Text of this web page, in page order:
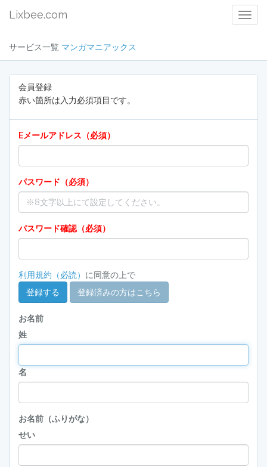
Lixbee.com
サービス一覧 マンガマニアックス
会員登録
赤い箇所は入力必須項目です。
Eメールアドレス（必須）
パスワード（必須）
パスワード確認（必須）
利用規約（必読） に同意の上で
登録する
登録済みの方はこちら
お名前
姓
名
お名前（ふりがな）
せい